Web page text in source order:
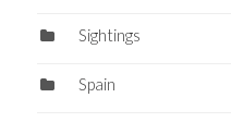
Sightings
Spain